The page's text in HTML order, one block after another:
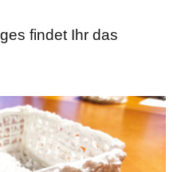
findet Ihr das